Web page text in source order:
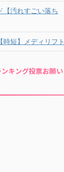
【汚れすごい落ち
時短】メディリフト
キング投票お願い